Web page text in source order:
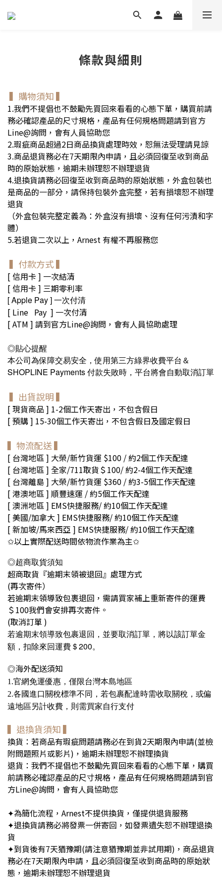
條款與細則
▍購物須知▍
1.我們不提倡也不鼓勵先買回來看看的心態下單，購買前請
務必確認產品的尺寸規格，產品有任何規格問題請到官方
Line@詢問，會有人員協助您
2.瑕疵商品超過2日商品換貨處理時效，恕無法受理請見諒
3.商品退貨務必在7天期限內申請，且必須回復至收到商品
時的原始狀態，逾期未辦理恕不辦理退貨
4.退換貨請務必回復至收到商品時的原始狀態，外盒包裝也
是商品的一部分，請保持包裝外盒完整，若有損壞恕不辦理
退貨
（外盒包裝完整定義為：外盒沒有損壞、沒有任何污漬和字
體）
5.若退貨二次以上，Arnest 有權不再服務您
▍付款方式▍
[ 信用卡 ] 一次結清
[ 信用卡 ] 三期零利率
[ Apple Pay ]一次付清
[ Line Pay ] 一次付清
[ ATM ] 請到官方Line@詢問，會有人員協助處理
◎貼心提醒
本公司為保障交易安全，使用第三方綠界收費平台＆
SHOPLINE Payments 付款失敗時，平台將會自動取消訂單
▍出貨說明 ▍
[ 現貨商品 ] 1-2個工作天寄出，不包含假日
[ 預購 ] 15-30個工作天寄出，不包含假日及國定假日
▍物流配送 ▍
[ 台灣地區 ] 大榮/新竹貨運 $100 / 約2個工作天配達
[ 台灣地區 ] 全家/711取貨＄100/ 約2-4個工作天配達
[ 台灣離島 ] 大榮/新竹貨運 $360 / 約3-5個工作天配達
[ 港澳地區 ] 順豐速運 / 約5個工作天配達
[ 澳洲地區 ] EMS快捷服務/ 約10個工作天配達
[ 美國/加拿大 ] EMS快捷服務/ 約10個工作天配達
[ 新加坡/馬來西亞 ] EMS快捷服務/ 約10個工作天配達
✩以上實際配送時間依物流作業為主✩
◎超商取貨須知
超商取貨『逾期末領被退回』處理方式
(再次寄件）
若逾期末領導致包裹退回，需請買家補上重新寄件的運費
＄100我們會安排再次寄件。
(取消訂單 )
若逾期末領導致包裹退回，並要取消訂單，將以該訂單金
額，扣除來回運費＄ 200。
◎海外配送須知
1.官網免運優惠，僅限台灣本島地區
2.各國進口關稅標準不同，若包裹配達時需收取關稅，或偏
遠地區另計收費，則需買家自行支付
▍退換貨須知 ▍
換貨：若商品有瑕疵問題請務必在到貨2天期限內申請(並檢
附問題照片或影片)，逾期未辦理恕不辦理換貨
退貨：我們不提倡也不鼓勵先買回來看看的心態下單，購買
前請務必確認產品的尺寸規格，產品有任何規格問題請到官
方Line@詢問，會有人員協助您
✦為簡化流程，Arnest不提供換貨，僅提供退貨服務
✦退換貨請務必將發票一併寄回，如發票遺失恕不辦理退換
貨
✦到貨後有7天猶豫期(請注意猶豫期並非試用期)，商品退貨
務必在7天期限內申請，且必須回復至收到商品時的原始狀
態，逾期未辦理恕不辦理退貨